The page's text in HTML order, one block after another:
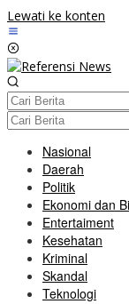
Lewati ke konten
Nasional
Daerah
Politik
Ekonomi dan
Entertaiment
Kesehatan
Kriminal
Skandal
Teknologi